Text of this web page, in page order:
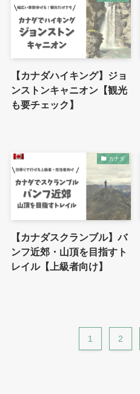
【カナダハイキング】ジョ
ンストンキャニオン【観光
も要チェック】
カナダ
【カナダスクランブル】バ
ンフ近郊・山頂を目指すト
レイル【上級者向け】
1 2